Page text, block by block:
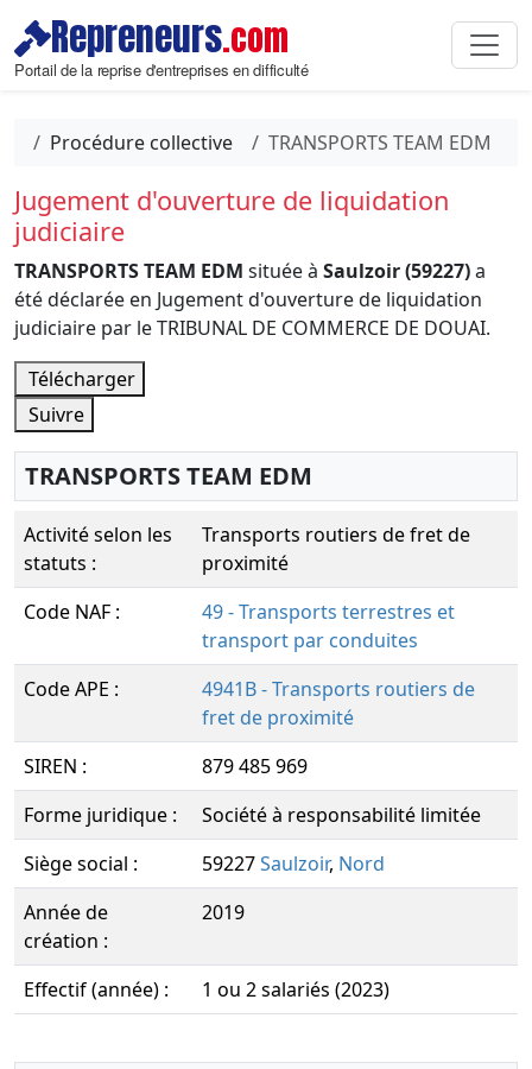
Repreneurs.com
Portail de la reprise d'entreprises en difficulté
Procédure collective TRANSPORTS TEAM EDM
Jugement d'ouverture de liquidation
judiciaire
TRANSPORTS TEAM EDM située à Saulzoir (59227)a
été déclarée en Jugement d'ouverture de liquidation
judiciaire par le TRIBUNAL DE COMMERCE DE DOUAI.
Télécharger
Suivre
TRANSPORTS TEAM EDM
Activité selon les
statuts :
Transports routiers de fret de
proximité
Code NAF :
49 - Transports terrestres et
transport par conduites
Code APE :
4941B - Transports routiers de
fret de proximité
SIREN :
879 485 969
Forme juridique :
Société à responsabilité limitée
Siège social :
59227Saulzoir, Nord
Année de
création :
2019
Effectif (année) : 1 ou 2 salariés (2023)